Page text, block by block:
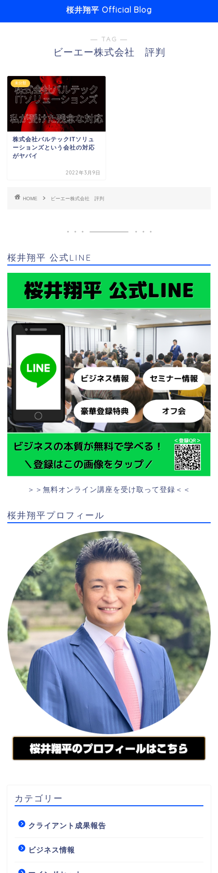
桜井翔平 Official Blog
― TAG ―
ビーエー株式会社 評判
未分類
株式会社バルテックITソリュ
ーションズという会社の対応
がヤバイ
2022年3月9日
HOME ビーエー株式会社 評判
桜井翔平 公式LINE
＞＞無料オンライン講座を受け取って登録＜＜
桜井翔平プロフィール
カテゴリー
クライアント成果報告
ビジネス情報